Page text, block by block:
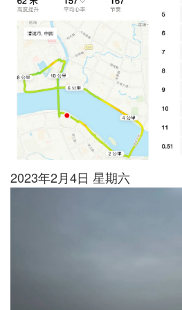
2023年2月4日 星期六